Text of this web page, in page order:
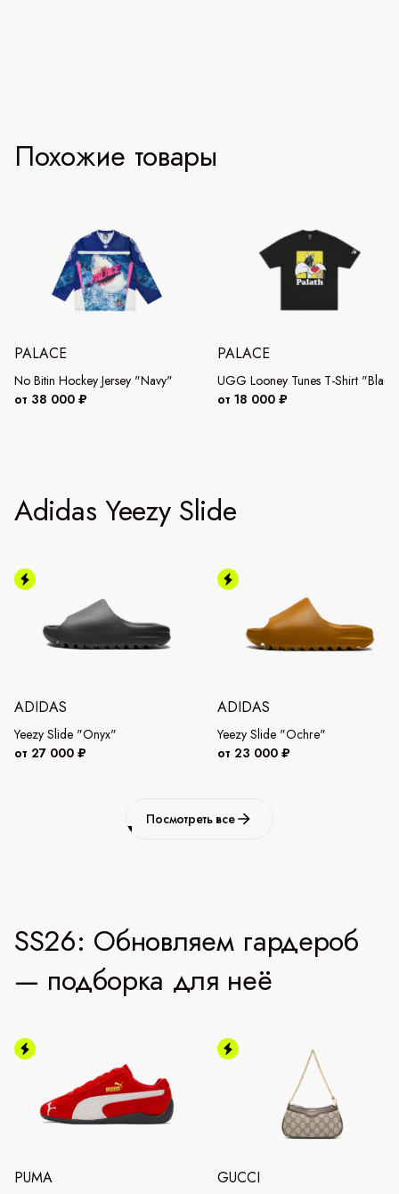
Похожие товары
PALACE
No Bitin Hockey Jersey "Navy"
от 38 000 ₽
PALACE
UGG Looney Tunes T-Shirt
от 18 000 ₽
Adidas Yeezy Slide
ADIDAS
Yeezy Slide "Onyx"
от 27 000 ₽
ADIDAS
Yeezy Slide "Ochre"
от 23 000 ₽
Посмотреть все
SS26: Обновляем гардероб
— подборка для неё
PUMA GUCCI